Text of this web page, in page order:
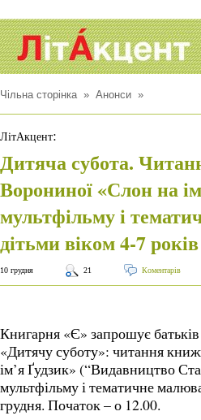
Чільна сторінка» Анонси »
ЛітАкцент:
Дитяча субота.
Ворониної «Слон на
мультфільму і
дітьми віком 4-7
10 грудня 21 Коментарів
Книгарня «Є» запрошує батьків
«Дитячу суботу»: читання
ім’я Ґудзик» (“Видавництво
мультфільму і тематичне
грудня. Початок – о 12.00.